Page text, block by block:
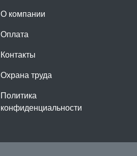
О компании
Оплата
Контакты
Охрана труда
Политика
конфиденциальности